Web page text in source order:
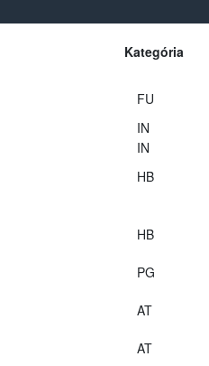
Kategória
FU
IN
IN
HB
HB
PG
AT
AT